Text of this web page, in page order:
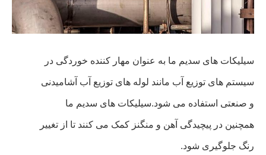
سیلیکات های سدیم ما به عنوان مهار کننده خوردگی در
سیستم های توزیع آب مانند لوله های توزیع آب آشامیدنی
و صنعتی استفاده می شود.سیلیکات های سدیم ما
همچنین در پیچیدگی آهن و منگنز کمک می کنند تا از تغییر
رنگ جلوگیری شود.